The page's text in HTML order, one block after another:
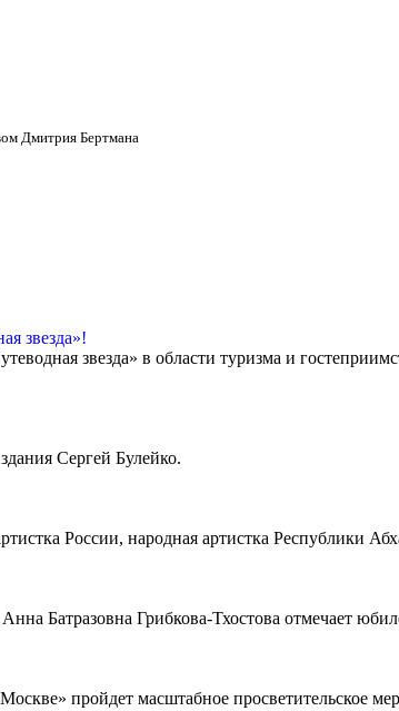
Дмитрия Бертмана
звезда»!
звезда» в области туризма и
Сергей Булейко.
России, народная артистка Республики
Батразовна Грибкова-Тхостова отмечает
пройдет масштабное просветительское